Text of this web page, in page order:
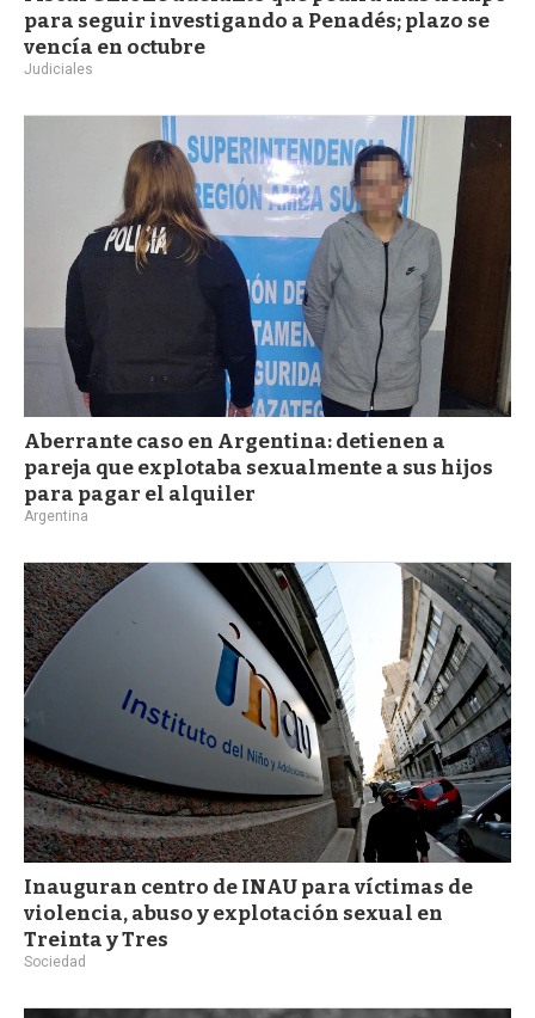
para seguir investigando a Penadés; plazo se
vencía en octubre
Judiciales
Aberrante caso en Argentina: detienen a
pareja que explotaba sexualmente a sus hijos
para pagar el alquiler
Argentina
Inauguran centro de INAU para víctimas de
violencia, abuso y explotación sexual en
Treinta y Tres
Sociedad